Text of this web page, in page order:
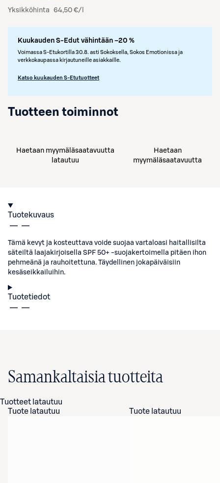
Yksikköhinta 64,50 €/l
Kuukauden S-Edut vähintään –20 %
Voimassa S-Etukortilla 30.8. asti Sokoksella, Sokos Emotionissa ja
verkkokaupassa kirjautuneille asiakkaille.
Katso kuukauden S-Etutuotteet
Tuotteen toiminnot
Haetaan myymäläsaatavuutta
latautuu
Haetaan
myymäläsaatavuutta
Tuotekuvaus
Tämä kevyt ja kosteuttava voide suojaa vartaloasi haitallisilta
säteiltä laajakirjoisella SPF 50+ -suojakertoimella pitäen ihon
pehmeänä ja rauhoitettuna. Täydellinen jokapäiväisiin
kesäseikkailuihin.
Tuotetiedot
Samankaltaisia tuotteita
Tuotteet latautuu
Tuote latautuu
Tuote latautuu